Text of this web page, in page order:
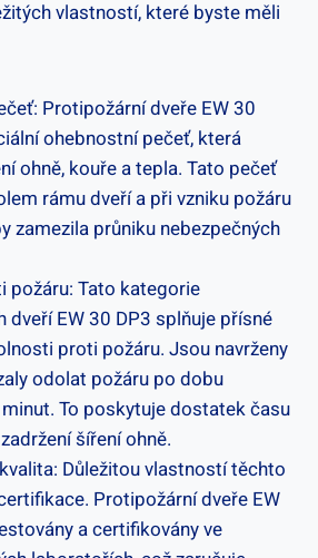
vlastností, které byste měli
Protipožární dveře EW 30
ohebnostní pečeť, která
ohně, kouře a tepla. Tato pečeť
rámu dveří a při vzniku požáru
zamezila průniku nebezpečných
požáru: Tato kategorie
dveří EW 30 DP3 splňuje přísné
proti požáru. Jsou navrženy
odolat požáru po dobu
To poskytuje dostatek času
šíření ohně.
Důležitou vlastností těchto
Protipožární dveře EW
a certifikovány ve